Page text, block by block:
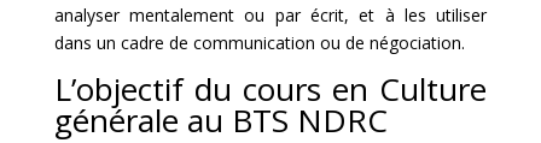
analyser mentalement ou par écrit, et à les utiliser
dans un cadre de communication ou de négociation.
L’objectif du cours en Culture
générale au BTS NDRC